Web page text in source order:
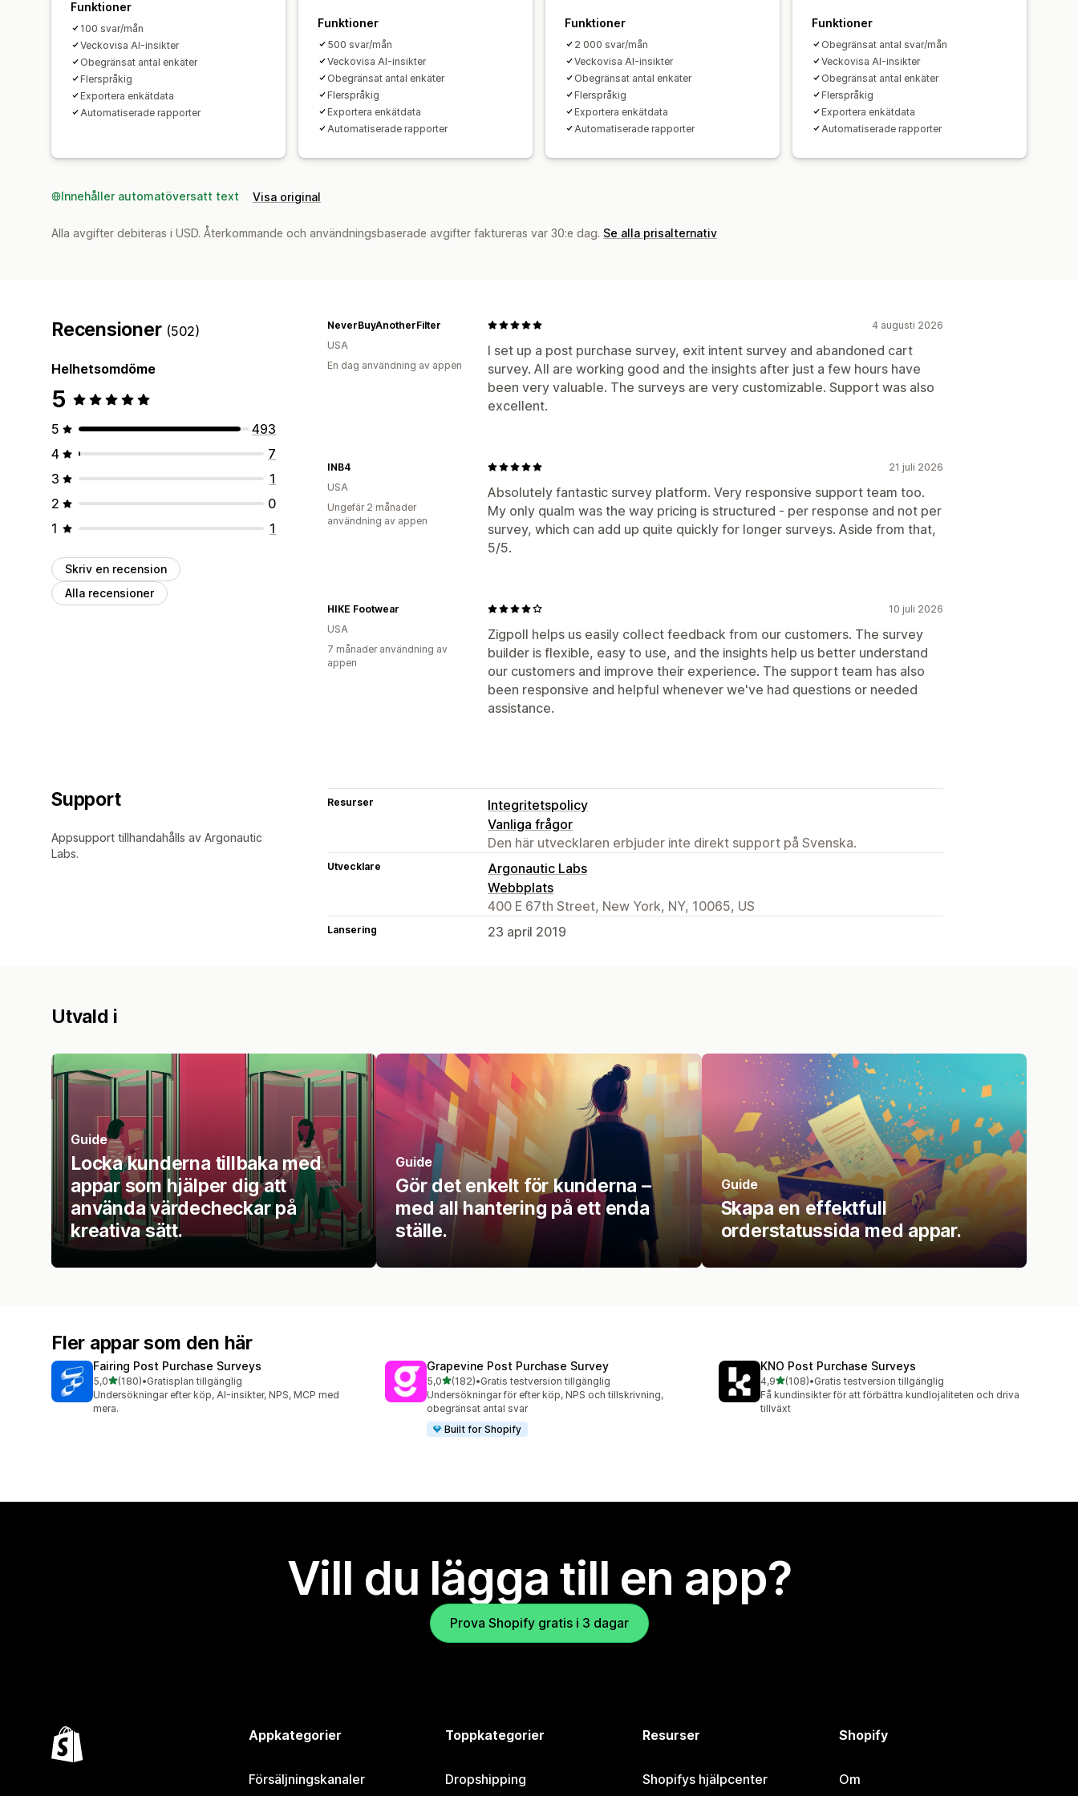
Funktioner
100 svar/mån
Veckovisa AI-insikter
Obegränsat antal enkäter
Flerspråkig
Exportera enkätdata
Automatiserade rapporter
Funktioner
500 svar/mån
Veckovisa AI-insikter
Obegränsat antal enkäter
Flerspråkig
Exportera enkätdata
Automatiserade rapporter
Funktioner
2 000 svar/mån
Veckovisa AI-insikter
Obegränsat antal enkäter
Flerspråkig
Exportera enkätdata
Automatiserade rapporter
Funktioner
Obegränsat antal svar/mån
Veckovisa AI-insikter
Obegränsat antal enkäter
Flerspråkig
Exportera enkätdata
Automatiserade rapporter
Innehåller automatöversatt text Visa original
Alla avgifter debiteras i USD. Återkommande och användningsbaserade avgifter faktureras var 30:e dag. Se alla prisalternativ
Recensioner (502)
Helhetsomdöme
5
5
493
4
7
3
1
2
0
1
1
Skriv en recension
Alla recensioner
4 augusti 2026
I set up a post purchase survey, exit intent survey and abandoned cart
survey. All are working good and the insights after just a few hours have
been very valuable. The surveys are very customizable. Support was also
excellent.
NeverBuyAnotherFilter
USA
En dag användning av appen
21 juli 2026
Absolutely fantastic survey platform. Very responsive support team too.
My only qualm was the way pricing is structured - per response and not per
survey, which can add up quite quickly for longer surveys. Aside from that,
5/5.
INB4
USA
Ungefär 2 månader
användning av appen
10 juli 2026
Zigpoll helps us easily collect feedback from our customers. The survey
builder is flexible, easy to use, and the insights help us better understand
our customers and improve their experience. The support team has also
been responsive and helpful whenever we've had questions or needed
assistance.
HIKE Footwear
USA
7 månader användning av
appen
Support
Appsupport tillhandahålls av Argonautic
Labs.
Resurser
Integritetspolicy
Vanliga frågor
Den här utvecklaren erbjuder inte direkt support på Svenska.
Utvecklare
Argonautic Labs
Webbplats
400 E 67th Street, New York, NY, 10065, US
Lansering 23 april 2019
Utvald i
Guide
Locka kunderna tillbaka med
appar som hjälper dig att
använda värdecheckar på
kreativa sätt.
Guide
Gör det enkelt för kunderna –
med all hantering på ett enda
ställe.
Guide
Skapa en effektfull
orderstatussida med appar.
Fler appar som den här
Fairing Post Purchase Surveys
5,0av 5 stjärnor
(180)
180 recensioner totalt
•Gratisplan tillgänglig
Undersökningar efter köp, AI-insikter, NPS, MCP med
mera.
Grapevine Post Purchase Survey
5,0av 5 stjärnor
(182)
182 recensioner totalt
•Gratis testversion tillgänglig
Undersökningar för efter köp, NPS och tillskrivning,
obegränsat antal svar
Built for Shopify
KNO Post Purchase Surveys
4,9av 5 stjärnor
(108)
108 recensioner totalt
•Gratis testversion tillgänglig
Få kundinsikter för att förbättra kundlojaliteten och driva
tillväxt
Vill du lägga till en app?
Prova Shopify gratis i 3 dagar
Appkategorier
Försäljningskanaler
Toppkategorier
Dropshipping
Resurser
Shopifys hjälpcenter
Shopify
Om